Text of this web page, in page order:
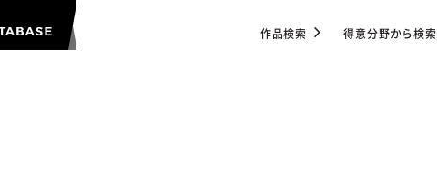
作品検索 得意分野から検索